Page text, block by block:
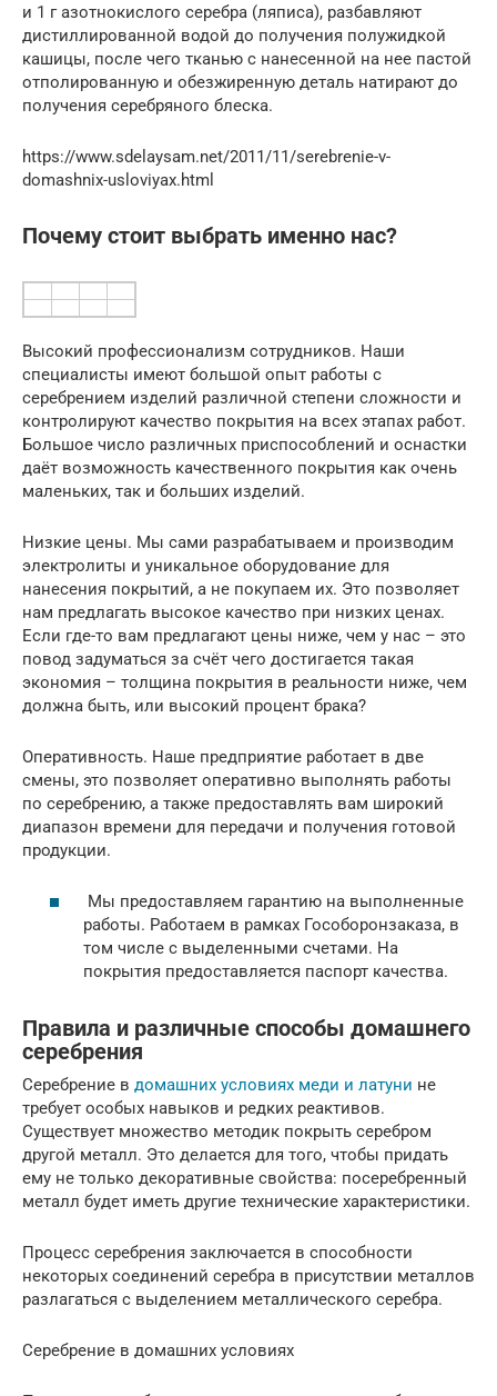
и 1 г азотнокислого серебра (ляписа), разбавляют
дистиллированной водой до получения полужидкой
кашицы, после чего тканью с нанесенной на нее пастой
отполированную и обезжиренную деталь натирают до
получения серебряного блеска.
https://www.sdelaysam.net/2011/11/serebrenie-v-
domashnix-usloviyax.html
Почему стоит выбрать именно нас?
Высокий профессионализм сотрудников. Наши
специалисты имеют большой опыт работы с
серебрением изделий различной степени сложности и
контролируют качество покрытия на всех этапах работ.
Большое число различных приспособлений и оснастки
даёт возможность качественного покрытия как очень
маленьких, так и больших изделий.
Низкие цены. Мы сами разрабатываем и производим
электролиты и уникальное оборудование для
нанесения покрытий, а не покупаем их. Это позволяет
нам предлагать высокое качество при низких ценах.
Если где-то вам предлагают цены ниже, чем у нас – это
повод задуматься за счёт чего достигается такая
экономия – толщина покрытия в реальности ниже, чем
должна быть, или высокий процент брака?
Оперативность. Наше предприятие работает в две
смены, это позволяет оперативно выполнять работы
по серебрению, а также предоставлять вам широкий
диапазон времени для передачи и получения готовой
продукции.
Мы предоставляем гарантию на выполненные
работы. Работаем в рамках Гособоронзаказа, в
том числе с выделенными счетами. На
покрытия предоставляется паспорт качества.
Правила и различные способы домашнего
серебрения
Серебрение в домашних условиях меди и латуни не
требует особых навыков и редких реактивов.
Существует множество методик покрыть серебром
другой металл. Это делается для того, чтобы придать
ему не только декоративные свойства: посеребренный
металл будет иметь другие технические характеристики.
Процесс серебрения заключается в способности
некоторых соединений серебра в присутствии металлов
разлагаться с выделением металлического серебра.
Серебрение в домашних условиях